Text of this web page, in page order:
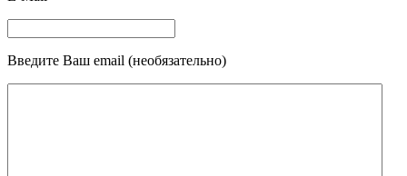
Введите Ваш email (необязательно)